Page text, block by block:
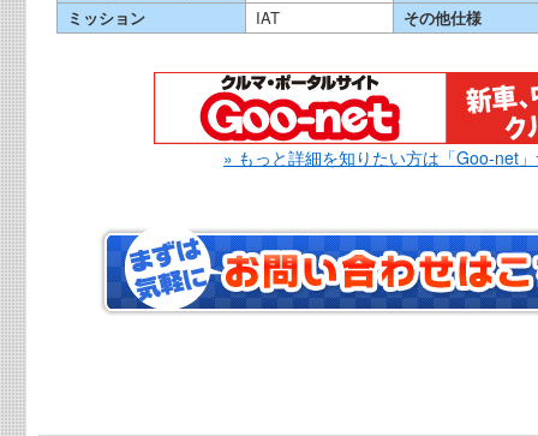
ミッション
IAT その他仕様
» もっと詳細を知りたい方は「Goo-net